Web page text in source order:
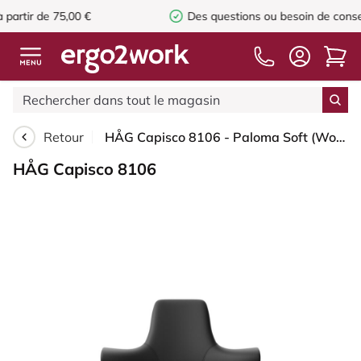
€ Des questions ou besoin de conseils ?Appel
Retour HÅG Capisco 8106 - Paloma Soft (Wollsdorf) - Cuir semi-aniline - PL56100 Black - Argent - 200 mm (hauteur d’assise 46–64 cm) - Patins
HÅG Capisco 8106